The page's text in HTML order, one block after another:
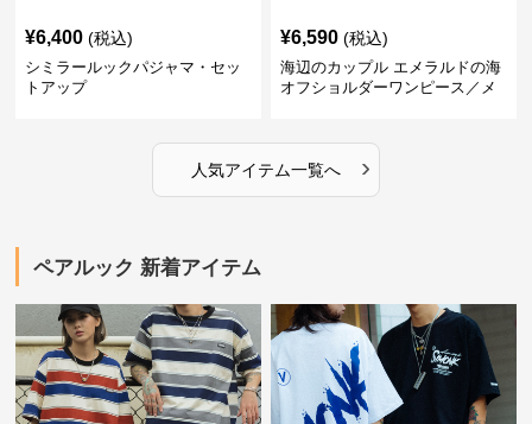
¥6,400 (税込)
シミラールックパジャマ・セッ
トアップ
¥6,590 (税込)
海辺のカップル エメラルドの海
オフショルダーワンピース／メ
人気アイテム一覧へ ›
ペアルック 新着アイテム